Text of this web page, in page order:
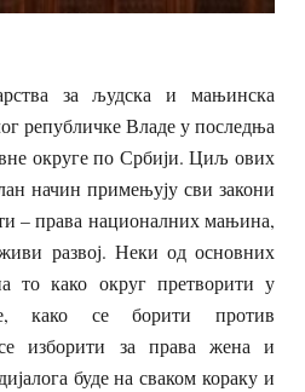
за људска и мањинска
републичке Владе у последња
округе по Србији. Циљ ових
начин примењују сви закони
– права националних мањина,
развој. Неки од основних
то како округ претворити у
како се борити против
изборити за права жена и
буде на сваком кораку и